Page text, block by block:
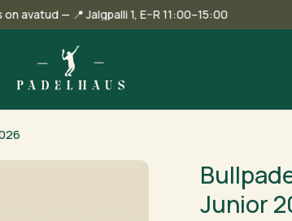
Tallinnas on avatud — 📍 Jalgpalli 1, E–R 11:00–15:00
Junior